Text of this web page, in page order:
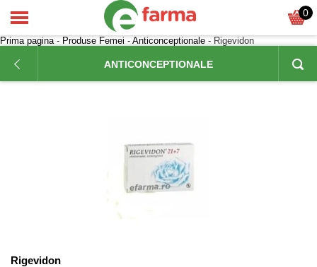
0
Prima pagina- Produse Femei - Anticonceptionale - Rigevidon
ANTICONCEPTIONALE
Rigevidon